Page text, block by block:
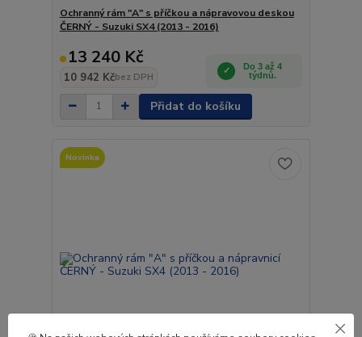
Ochranný rám "A" s příčkou a nápravovou deskou
ČERNÝ - Suzuki SX4 (2013 - 2016)
13 240 Kč
10 942 Kčbez DPH
Do 3 až 4
týdnů.
Přidat do košíku
Novinka